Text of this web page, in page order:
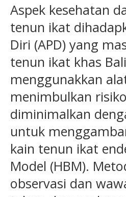
Aspek kesehatan
tenun ikat
Diri (APD) yang
tenun ikat khas
menggunakkan
menimbulkan
diminimalkan
untuk
kain tenun ikat
Model (HBM).
observasi dan